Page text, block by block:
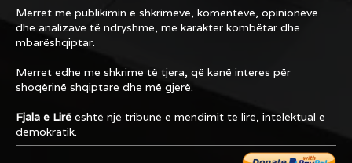
Merret me publikimin e shkrimeve, komenteve, opinioneve
dhe analizave të ndryshme, me karakter kombëtar dhe
mbarëshqiptar.
Merret edhe me shkrime të tjera, që kanë interes për
shoqërinë shqiptare dhe më gjerë.
Fjala e Lirë është një tribunë e mendimit të lirë, intelektual e
demokratik.